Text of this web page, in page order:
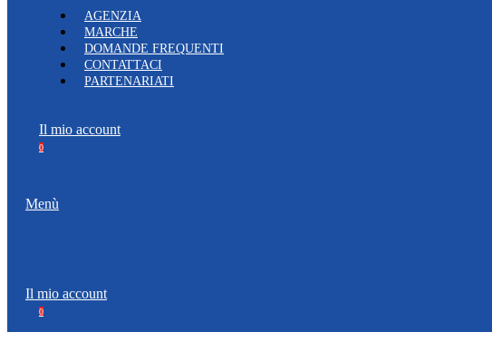
AGENZIA
MARCHE
DOMANDE FREQUENTI
CONTATTACI
PARTENARIATI
Il mio account
0
Menù
Il mio account
0